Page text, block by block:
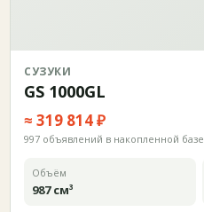
СУЗУКИ
GS 1000GL
≈ 319 814 ₽
997 объявлений в накопленной базе
Объём
987 см³